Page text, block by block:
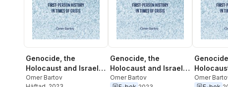
Genocide, the
Holocaust and Israel-
Palestine
Omer Bartov
Genocide, the
Holocaust and Israel-
Palestine
Omer Bartov
Palestine
Omer